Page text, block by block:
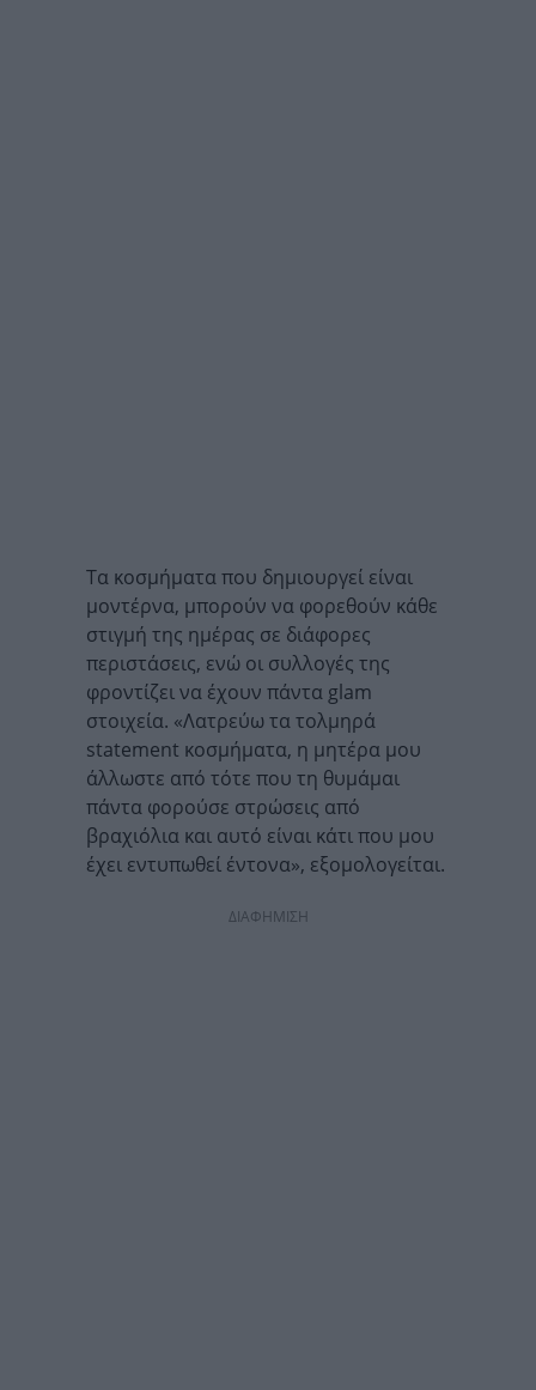
Τα κοσμήματα που δημιουργεί είναι
μοντέρνα, μπορούν να φορεθούν κάθε
στιγμή της ημέρας σε διάφορες
περιστάσεις, ενώ οι συλλογές της
φροντίζει να έχουν πάντα glam
στοιχεία. «Λατρεύω τα τολμηρά
statement κοσμήματα, η μητέρα μου
άλλωστε από τότε που τη θυμάμαι
πάντα φορούσε στρώσεις από
βραχιόλια και αυτό είναι κάτι που μου
έχει εντυπωθεί έντονα», εξομολογείται.
ΔΙΑΦΗΜΙΣΗ